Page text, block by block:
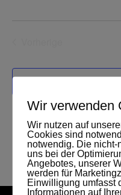
Wir verwenden
Wir nutzen auf
Cookies sind
notwendig. Die
uns bei der
Angebotes, unserer
werden für
Einwilligung umfasst
Informationen auf